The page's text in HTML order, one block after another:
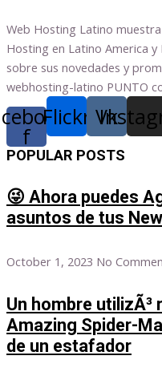
Web Hosting Latino
Hosting en Latino America
sobre sus novedades y
webhosting-latino PUNTO
f
Flickr Vk
POPULAR POSTS
😜 Ahora puedes
asuntos de tus
October 1, 2023 No
Un hombre utilizÃ³
Amazing Spider-
de un estafador